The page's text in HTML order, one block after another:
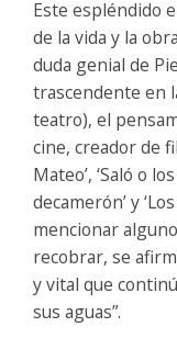
Este espléndido
de la vida y la
duda genial de
trascendente en
teatro), el
cine, creador de
Mateo’, ‘Saló o
decamerón’ y
mencionar
recobrar, se
y vital que
sus aguas”.